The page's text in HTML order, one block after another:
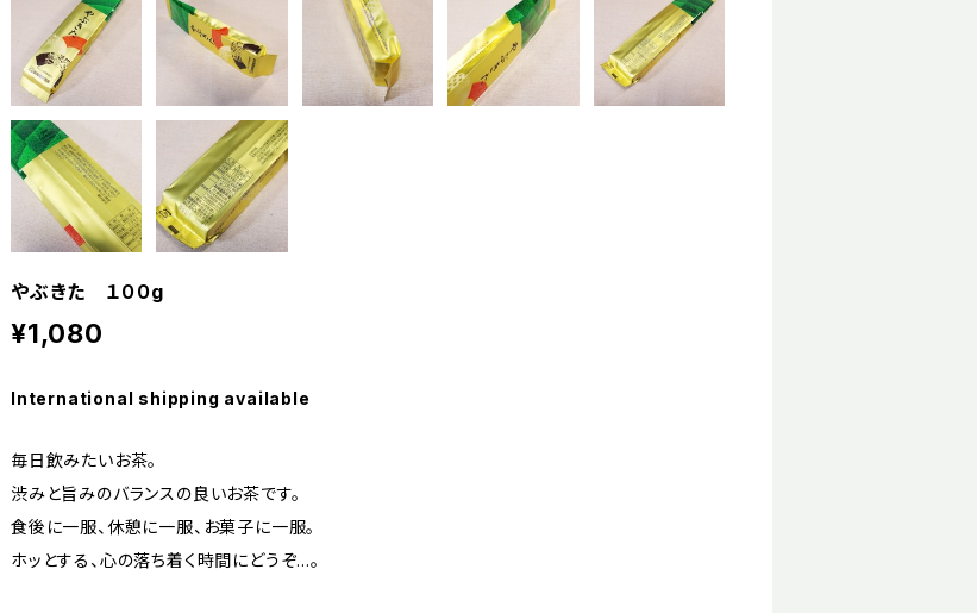
やぶきた １００g
¥1,080
International shipping available
毎日飲みたいお茶。
渋みと旨みのバランスの良いお茶です。
食後に一服、休憩に一服、お菓子に一服。
ホッとする、心の落ち着く時間にどうぞ…。